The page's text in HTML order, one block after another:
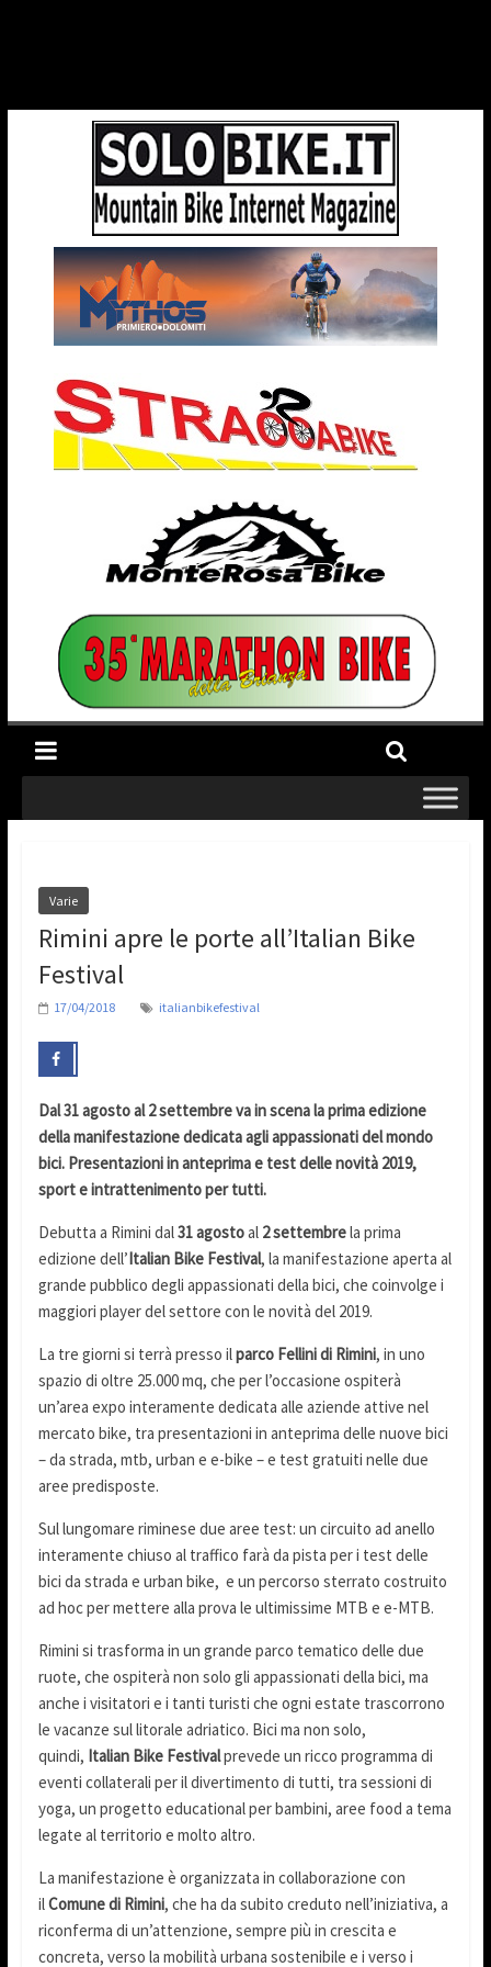
Varie
Rimini apre le porte all’Italian Bike
Festival
17/04/2018 italianbikefestival
Dal 31 agosto al 2 settembre va in scena la prima edizione
della manifestazione dedicata agli appassionati del mondo
bici. Presentazioni in anteprima e test delle novità 2019,
sport e intrattenimento per tutti.
Debutta a Rimini dal31 agostoal2 settembrela prima
edizione dell’Italian Bike Festival, la manifestazione aperta al
grande pubblico degli appassionati della bici, che coinvolge i
maggiori player del settore con le novità del 2019.
La tre giorni si terrà presso ilparco Fellini di Rimini, in uno
spazio di oltre 25.000 mq, che per l’occasione ospiterà
un’area expo interamente dedicata alle aziende attive nel
mercato bike, tra presentazioni in anteprima delle nuove bici
– da strada, mtb, urban e e-bike – e test gratuiti nelle due
aree predisposte.
Sul lungomare riminese due aree test: un circuito ad anello
interamente chiuso al traffico farà da pista per i test delle
bici da strada e urban bike, e un percorso sterrato costruito
ad hoc per mettere alla prova le ultimissime MTB e e-MTB.
Rimini si trasforma in un grande parco tematico delle due
ruote, che ospiterà non solo gli appassionati della bici, ma
anche i visitatori e i tanti turisti che ogni estate trascorrono
le vacanze sul litorale adriatico. Bici ma non solo,
quindi, Italian Bike Festivalprevede un ricco programma di
eventi collaterali per il divertimento di tutti, tra sessioni di
yoga, un progetto educational per bambini, aree food a tema
legate al territorio e molto altro.
La manifestazione è organizzata in collaborazione con
ilComune di Rimini, che ha da subito creduto nell’iniziativa, a
riconferma di un’attenzione, sempre più in crescita e
concreta, verso la mobilità urbana sostenibile e i verso i